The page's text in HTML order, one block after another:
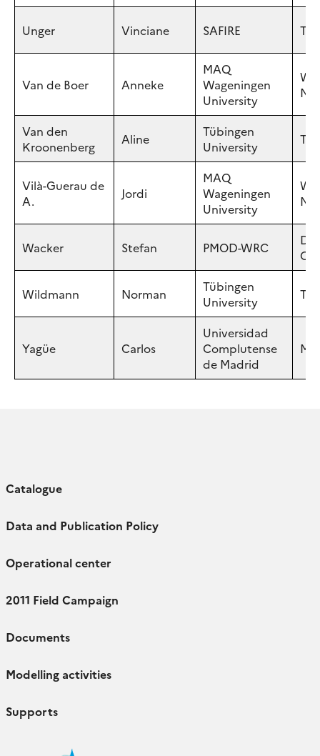
Unger Vinciane SAFIRE
Van de Boer Anneke
MAQ
Wageningen
University
NE
Van den
Kroonenberg
Aline
Tübingen
University
Vilà-Guerau de
A.
Jordi
MAQ
Wageningen
University
NE
Wacker Stefan PMOD-WRC
CH
Wildmann Norman
Tübingen
University
Yagüe Carlos
Universidad
Complutense
de Madrid
Catalogue
Data and Publication Policy
Operational center
2011 Field Campaign
Documents
Modelling activities
Supports